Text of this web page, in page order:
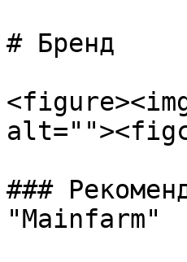
# Бренд
###
"Mainfarm"